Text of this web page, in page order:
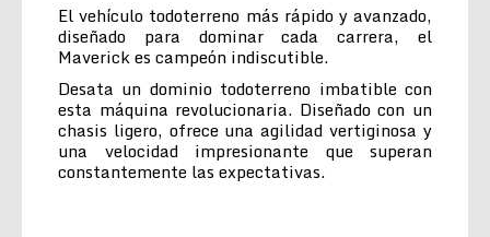
El vehículo todoterreno más rápido y avanzado,
diseñado para dominar cada carrera, el
Maverick es campeón indiscutible.
Desata un dominio todoterreno imbatible con
esta máquina revolucionaria. Diseñado con un
chasis ligero, ofrece una agilidad vertiginosa y
una velocidad impresionante que superan
constantemente las expectativas.